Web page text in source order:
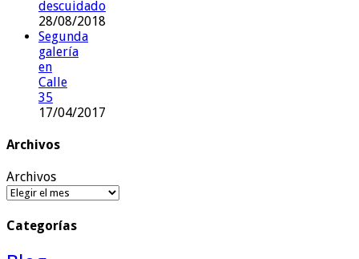
descuidado
28/08/2018
Segunda
galería
en
Calle
35
17/04/2017
Archivos
Archivos
Categorías